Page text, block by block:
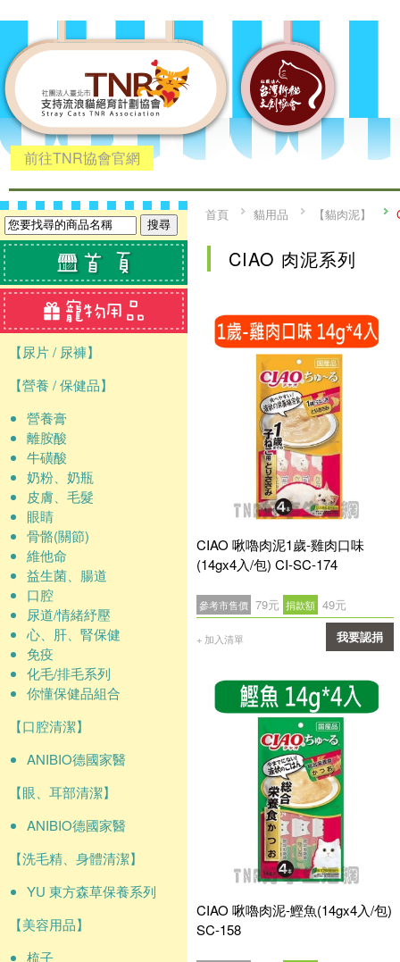
前往TNR協會官網
【尿片 / 尿褲】
【營養 / 保健品】
營養膏
離胺酸
牛磺酸
奶粉、奶瓶
皮膚、毛髮
眼睛
骨骼(關節)
維他命
益生菌、腸道
口腔
尿道/情緒紓壓
心、肝、腎保健
免疫
化毛/排毛系列
你懂保健品組合
【口腔清潔】
ANIBIO德國家醫
【眼、耳部清潔】
ANIBIO德國家醫
【洗毛精、身體清潔】
YU 東方森草保養系列
【美容用品】
梳子
首頁 貓用品 【貓肉泥】
CIAO 肉泥系列
CIAO 啾嚕肉泥1歲-雞肉口味
(14gx4入/包) CI-SC-174
參考市售價 79元 捐款額 49元
+ 加入清單 我要認捐
CIAO 啾嚕肉泥-鰹魚(14gx4入/包)
SC-158